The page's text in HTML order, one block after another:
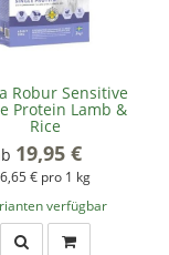
Robur Sensitive
Protein Lamb &
Rice
19,95 €
6,65 € pro 1 kg
verfügbar